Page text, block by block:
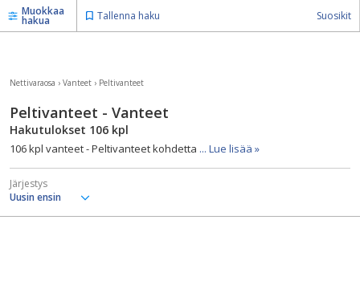
Muokkaa
hakua Tallenna haku Suosikit
Nettivaraosa › Vanteet › Peltivanteet
Peltivanteet - Vanteet
Hakutulokset 106 kpl
106 kpl vanteet - Peltivanteet kohdetta ... Lue lisää »
Järjestys